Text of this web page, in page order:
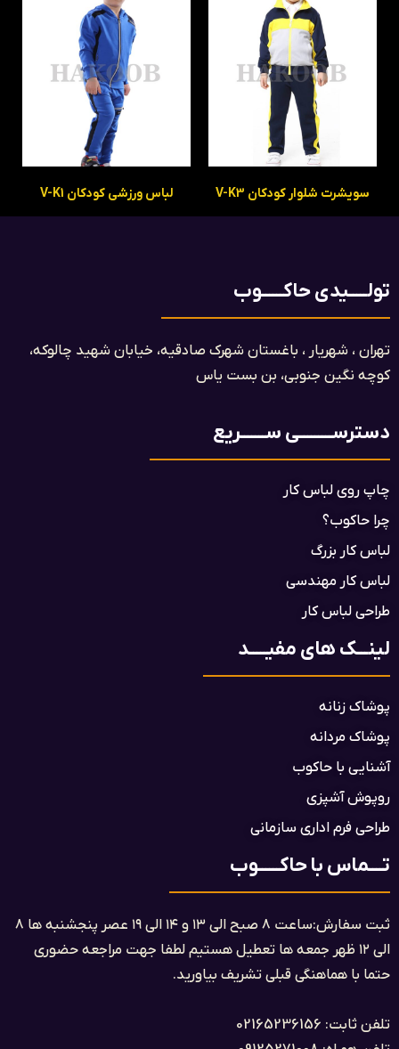
سویشرت شلوار کودکان V-K3 لباس ورزشی کودکان V-K1
تولـــــیدی حاکــــــوب
تهران ، شهریار ، باغستان شهرک صادقیه، خیابان شهید چالوکه،
کوچه نگین جنوبی، بن بست یاس​
دسترســـــــــی ســـــــریع
چاپ روی لباس کار
چرا حاکوب؟
لباس کار بزرگ
لباس کار مهندسی
طراحی لباس کار
لینـــک های مفیـــــد
پوشاک زنانه
پوشاک مردانه
آشنایی با حاکوب
روپوش آشپزی
طراحی فرم اداری سازمانی
تــــماس با حاکــــــوب
ثبت سفارش:ساعت ۸ صبح الی ۱۳ و ۱۴ الی ۱۹ عصر پنجشنبه ها ۸
الی ۱۲ ظهر جمعه ها تعطیل هستیم لطفا جهت مراجعه حضوری
حتما با هماهنگی قبلی تشریف بیاورید.
تلفن ثابت: 02165236156